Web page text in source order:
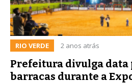
RIO VERDE 2 anos atrás
Prefeitura divulga data
barracas durante a